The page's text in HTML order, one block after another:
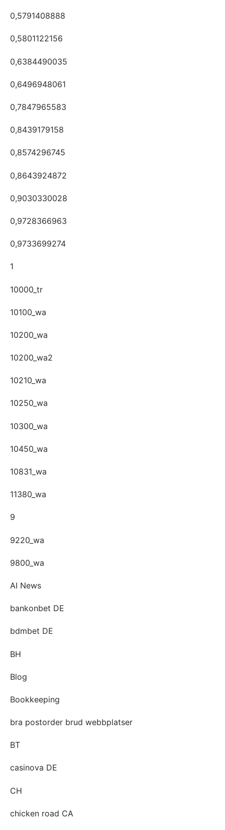
0,5791408888
0,5801122156
0,6384490035
0,6496948061
0,7847965583
0,8439179158
0,8574296745
0,8643924872
0,9030330028
0,9728366963
0,9733699274
1
10000_tr
10100_wa
10200_wa
10200_wa2
10210_wa
10250_wa
10300_wa
10450_wa
10831_wa
11380_wa
9
9220_wa
9800_wa
AI News
bankonbet DE
bdmbet DE
BH
Blog
Bookkeeping
bra postorder brud webbplatser
BT
casinova DE
CH
chicken road CA